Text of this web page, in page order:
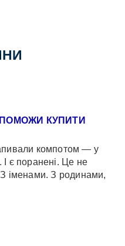
КУПИТИ
компотом — у
є поранені. Це не
іменами. З родинами,